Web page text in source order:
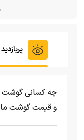
چه کسانی گوشت
و قیمت گوشت